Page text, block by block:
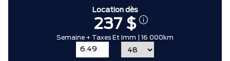
Location dès
237 $
Semaine + Taxes Et Imm | 16 000km